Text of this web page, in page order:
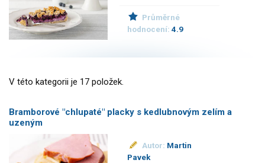
Průměrné
hodnocení:4.9
V této kategorii je 17 položek.
Bramborové "chlupaté" placky s kedlubnovým zelím a
uzeným
Autor: Martin
Pavek